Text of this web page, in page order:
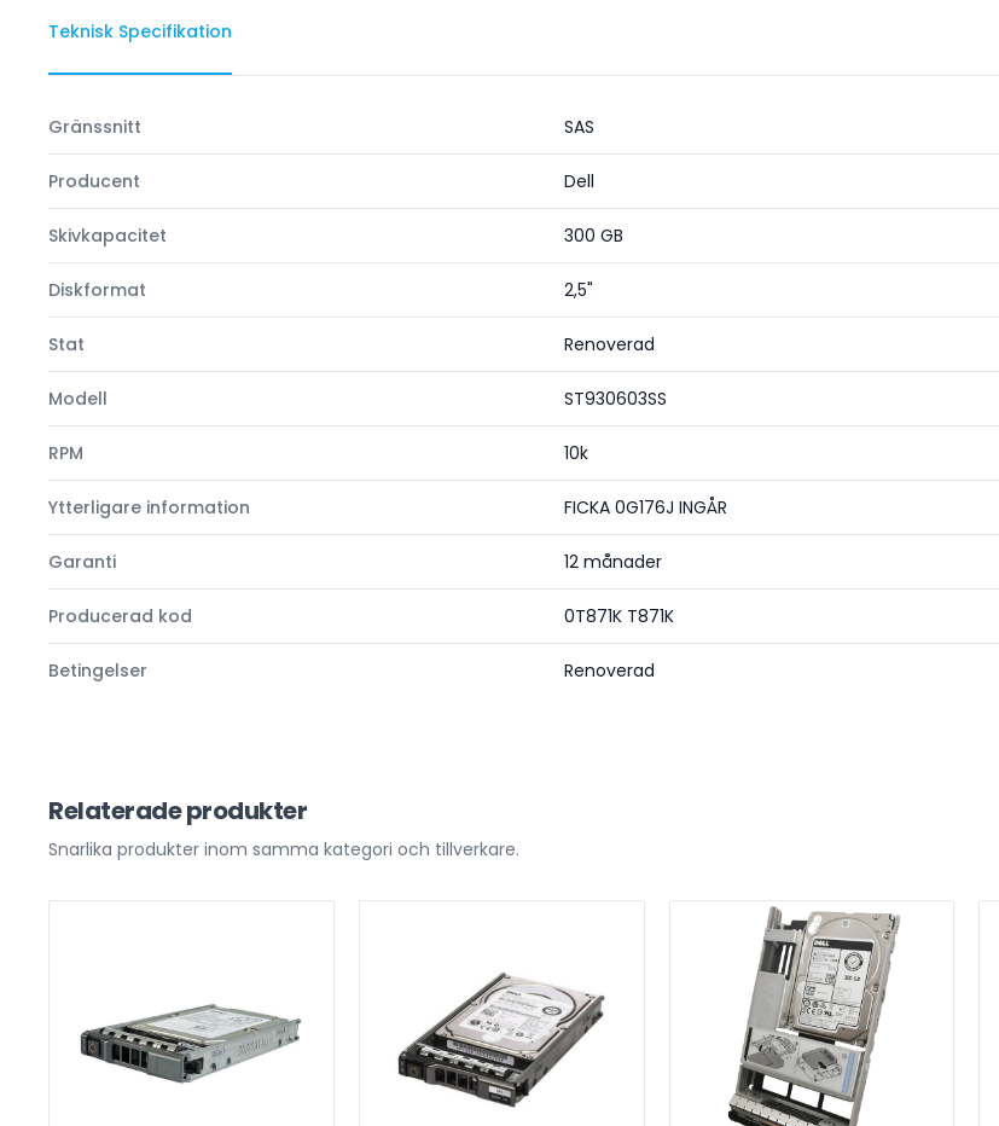
Teknisk Specifikation
Gränssnitt SAS
Producent Dell
Skivkapacitet 300 GB
Diskformat 2,5"
Stat Renoverad
Modell ST930603SS
RPM 10k
Ytterligare information FICKA 0G176J INGÅR
Garanti 12 månader
Producerad kod 0T871K T871K
Betingelser Renoverad
Relaterade produkter
Snarlika produkter inom samma kategori och tillverkare.